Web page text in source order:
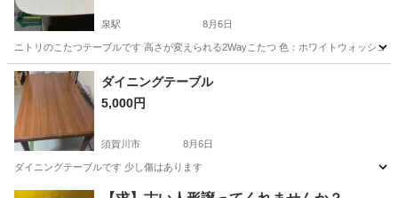
泉駅 8月6日
ニトリのこたつテーブルです 高さが変えられる2Wayこたつ 色：ホワイトウォッシュ
福島 いわき市 泉駅 テーブル
ダイニングテーブル
5,000円
須賀川市 8月6日
ダイニングテーブルです 少し傷はあります
テーブル ダイニング